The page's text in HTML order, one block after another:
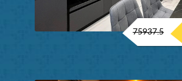
75937.5